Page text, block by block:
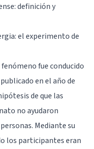
definición y
el experimento de
fue conducido
en el año de
de que las
no ayudaron
Mediante su
los participantes eran